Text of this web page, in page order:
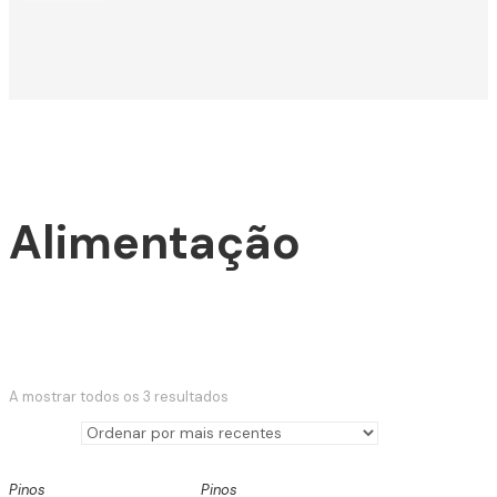
Alimentação
A mostrar todos os 3 resultados
mais
Pinos
Pinos